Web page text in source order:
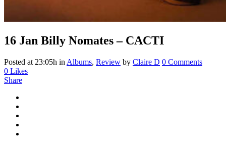
16 Jan Billy Nomates – CACTI
Posted at 23:05h in Albums, Review by Claire D 0 Comments
0 Likes
Share